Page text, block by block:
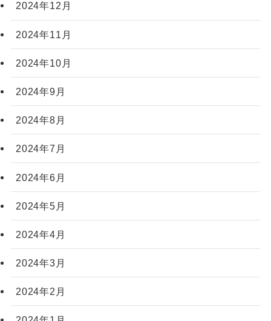
2024年12月
2024年11月
2024年10月
2024年9月
2024年8月
2024年7月
2024年6月
2024年5月
2024年4月
2024年3月
2024年2月